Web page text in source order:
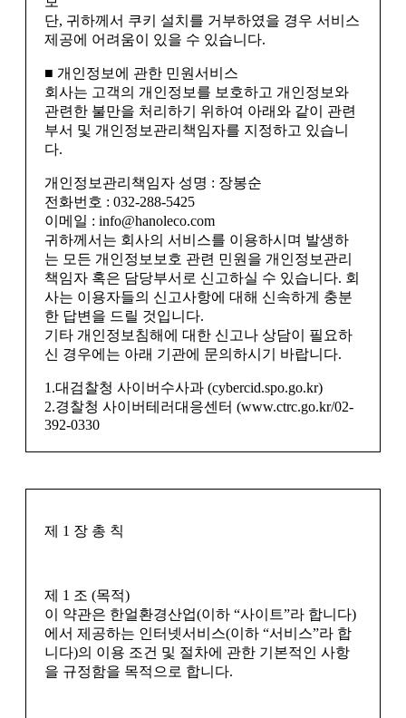
단, 귀하께서 쿠키 설치를 거부하였을 경우 서비스
제공에 어려움이 있을 수 있습니다.
■ 개인정보에 관한 민원서비스
회사는 고객의 개인정보를 보호하고 개인정보와
관련한 불만을 처리하기 위하여 아래와 같이 관련
부서 및 개인정보관리책임자를 지정하고 있습니
다.
개인정보관리책임자 성명 : 장봉순
전화번호 : 032-288-5425
이메일 : info@hanoleco.com
귀하께서는 회사의 서비스를 이용하시며 발생하
는 모든 개인정보보호 관련 민원을 개인정보관리
책임자 혹은 담당부서로 신고하실 수 있습니다. 회
사는 이용자들의 신고사항에 대해 신속하게 충분
한 답변을 드릴 것입니다.
기타 개인정보침해에 대한 신고나 상담이 필요하
신 경우에는 아래 기관에 문의하시기 바랍니다.
1.대검찰청 사이버수사과 (cybercid.spo.go.kr)
2.경찰청 사이버테러대응센터 (www.ctrc.go.kr/02-
392-0330
제 1 장 총 칙
제 1 조 (목적)
이 약관은 한얼환경산업(이하 “사이트”라 합니다)
에서 제공하는 인터넷서비스(이하 “서비스”라 합
니다)의 이용 조건 및 절차에 관한 기본적인 사항
을 규정함을 목적으로 합니다.